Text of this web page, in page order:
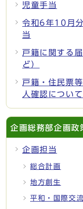
児童手当
令和6年10月
当
戸籍に関する
ど）
戸籍・住民票
人確認について
企画総務部企画政
企画担当
総合計画
地方創生
平和・国際交流